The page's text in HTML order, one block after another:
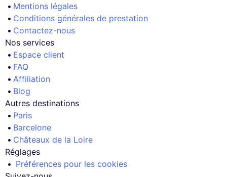
Mentions légales
Conditions générales de prestation
Contactez-nous
Nos services
Espace client
FAQ
Affiliation
Blog
Autres destinations
Paris
Barcelone
Châteaux de la Loire
Réglages
Préférences pour les cookies